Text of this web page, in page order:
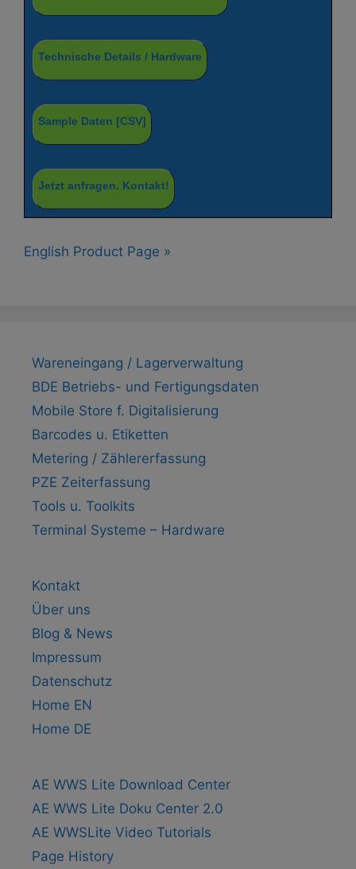
Technische Details / Hardware
Sample Daten [CSV]
Jetzt anfragen. Kontakt!
English Product Page »
Wareneingang / Lagerverwaltung
BDE Betriebs- und Fertigungsdaten
Mobile Store f. Digitalisierung
Barcodes u. Etiketten
Metering / Zählererfassung
PZE Zeiterfassung
Tools u. Toolkits
Terminal Systeme – Hardware
Kontakt
Über uns
Blog & News
Impressum
Datenschutz
Home EN
Home DE
AE WWS Lite Download Center
AE WWS Lite Doku Center 2.0
AE WWSLite Video Tutorials
Page History